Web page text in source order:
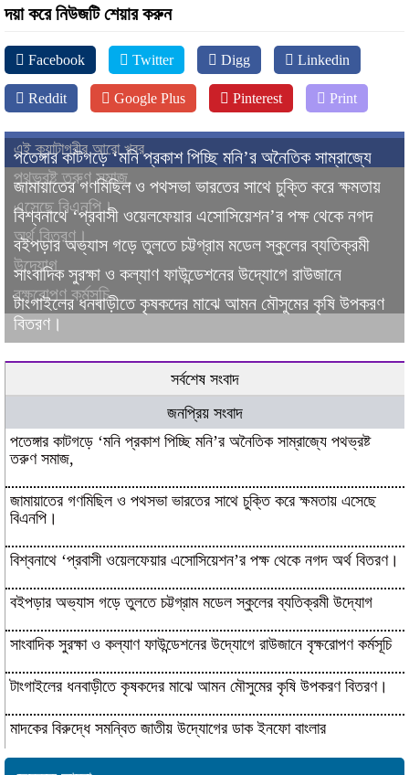
দয়া করে নিউজটি শেয়ার করুন
Facebook Twitter Digg Linkedin
Reddit Google Plus Pinterest Print
এই ক্যাটাগরীর আরো খবর
পতেঙ্গার কাটগড়ে ‘মনি প্রকাশ পিচ্ছি মনি’র অনৈতিক সাম্রাজ্যে
পথভ্রষ্ট তরুণ সমাজ,
জামায়াতের গণমিছিল ও পথসভা ভারতের সাথে চুক্তি করে ক্ষমতায়
এসেছে বিএনপি।
বিশ্বনাথে ‘প্রবাসী ওয়েলফেয়ার এসোসিয়েশন’র পক্ষ থেকে নগদ
অর্থ বিতরণ।
বইপড়ার অভ্যাস গড়ে তুলতে চট্টগ্রাম মডেল স্কুলের ব্যতিক্রমী
উদ্যোগ
সাংবাদিক সুরক্ষা ও কল্যাণ ফাউন্ডেশনের উদ্যোগে রাউজানে
বৃক্ষরোপণ কর্মসূচি
টাংগাইলের ধনবাড়ীতে কৃষকদের মাঝে আমন মৌসুমের কৃষি উপকরণ
বিতরণ।
সর্বশেষ সংবাদ
জনপ্রিয় সংবাদ
পতেঙ্গার কাটগড়ে ‘মনি প্রকাশ পিচ্ছি মনি’র অনৈতিক সাম্রাজ্যে পথভ্রষ্ট
তরুণ সমাজ,
জামায়াতের গণমিছিল ও পথসভা ভারতের সাথে চুক্তি করে ক্ষমতায় এসেছে
বিএনপি।
বিশ্বনাথে ‘প্রবাসী ওয়েলফেয়ার এসোসিয়েশন’র পক্ষ থেকে নগদ অর্থ বিতরণ।
বইপড়ার অভ্যাস গড়ে তুলতে চট্টগ্রাম মডেল স্কুলের ব্যতিক্রমী উদ্যোগ
সাংবাদিক সুরক্ষা ও কল্যাণ ফাউন্ডেশনের উদ্যোগে রাউজানে বৃক্ষরোপণ কর্মসূচি
টাংগাইলের ধনবাড়ীতে কৃষকদের মাঝে আমন মৌসুমের কৃষি উপকরণ বিতরণ।
মাদকের বিরুদ্ধে সমন্বিত জাতীয় উদ্যোগের ডাক ইনফো বাংলার